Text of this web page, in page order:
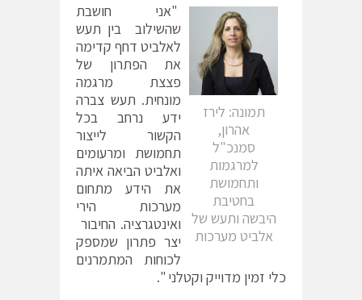
תמונה: לירז
אהרון,
סמנכ"ל
למרגמות
ותחמושת
בחטיבת
היבשה ותעש של
אלביט מערכות
"אני חושבת
שהשילוב בין תעש
לאלביט דחף קדימה
את הפתרון של
פצצת מרגמה
מונחית. תעש צברה
ידע נרחב בכל
הקשור לייצור
תחמושת ומרעומים
ואלביט הביאה איתה
את הידע מתחום
מערכות הירי
ואינטגרציה. החיבור
יצר פתרון שמספק
לכוחות המתמרנים
כלי זמין מדוייק וקטלני ".